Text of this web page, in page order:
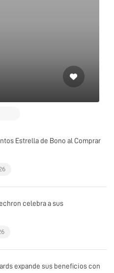
Estrella de Bono al Comprar
celebra a sus
expande sus beneficios con